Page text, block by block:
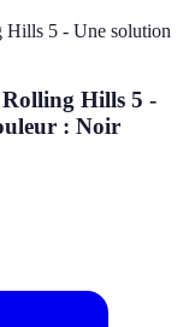
Rolling Hills 5 -
: Noir